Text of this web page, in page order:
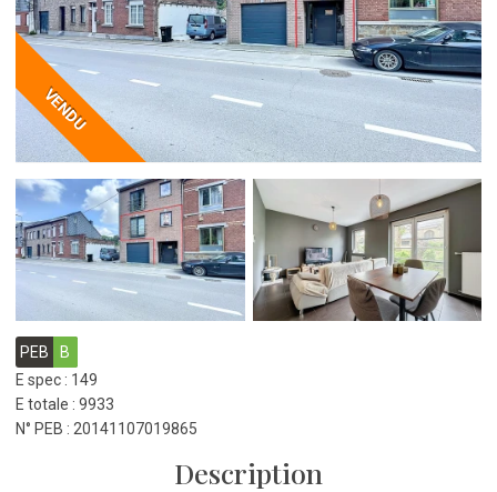
VENDU
PEB
B
E spec : 149
E totale : 9933
N° PEB : 20141107019865
Description